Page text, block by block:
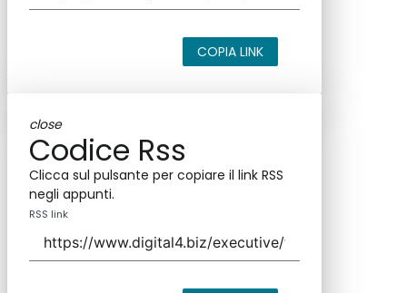
COPIA LINK
close
Codice Rss
Clicca sul pulsante per copiare il link RSS
negli appunti.
RSS link